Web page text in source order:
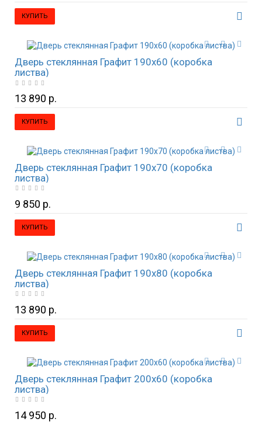
КУПИТЬ
Дверь стеклянная Графит 190х60 (коробка
листва)
13 890 р.
КУПИТЬ
Дверь стеклянная Графит 190х70 (коробка
листва)
9 850 р.
КУПИТЬ
Дверь стеклянная Графит 190х80 (коробка
листва)
13 890 р.
КУПИТЬ
Дверь стеклянная Графит 200х60 (коробка
листва)
14 950 р.